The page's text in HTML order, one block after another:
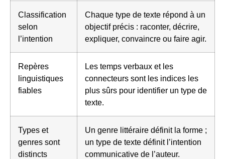
Classification
selon
l’intention
Chaque type de texte répond à un
objectif précis : raconter, décrire,
expliquer, convaincre ou faire agir.
Repères
linguistiques
fiables
Les temps verbaux et les
connecteurs sont les indices les
plus sûrs pour identifier un type de
texte.
Types et
genres sont
distincts
Un genre littéraire définit la forme ;
un type de texte définit l’intention
communicative de l’auteur.